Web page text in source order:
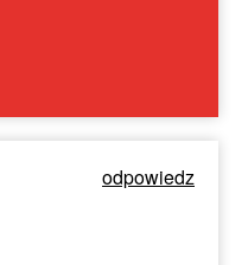
odpowiedz